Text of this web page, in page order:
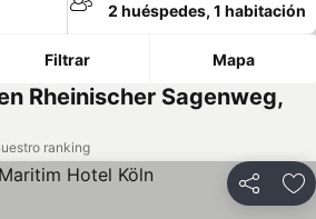
2 huéspedes, 1 habitación
Filtrar Mapa
Rheinischer Sagenweg,
ranking
Compartir